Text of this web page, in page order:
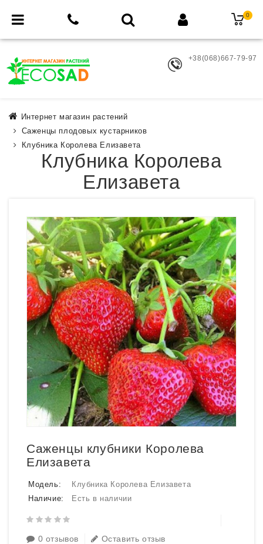
0
+38(068)667-79-97
Интернет магазин растений
Саженцы плодовых кустарников
Клубника Королева Елизавета
Клубника Королева
Елизавета
Саженцы клубники Королева
Елизавета
Модель:
Клубника Королева Елизавета
Наличие:
Есть в наличии
0 отзывов Оставить отзыв